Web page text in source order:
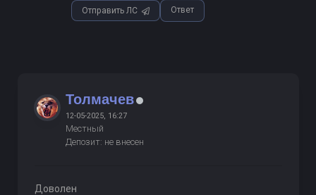
Отправить ЛС Ответ
Толмачев
12-05-2025, 16:27
Местный
Депозит: не внесен
Доволен